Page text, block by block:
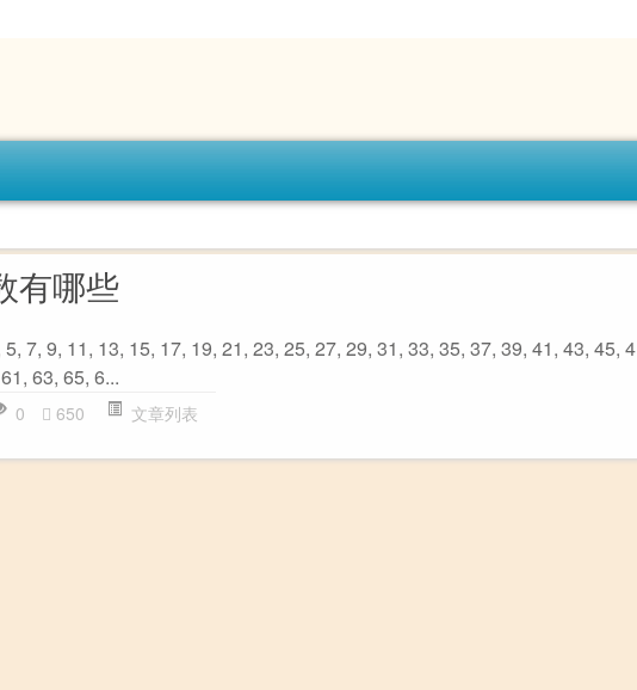
有哪些
7, 9, 11, 13, 15, 17, 19, 21, 23, 25, 27, 29, 31, 33, 35, 37, 39, 41, 43, 45, 4
63, 65, 6...
0 650 文章列表